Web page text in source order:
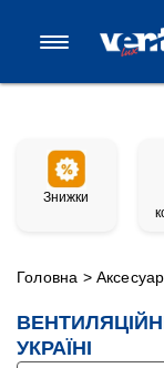
Знижки
Головна >
УКРАЇНІ